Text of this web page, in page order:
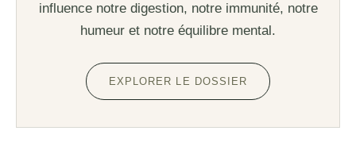
influence notre digestion, notre immunité, notre
humeur et notre équilibre mental.
EXPLORER LE DOSSIER